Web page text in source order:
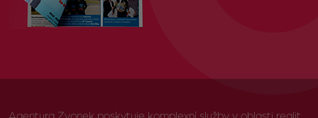
Agentura Zvonek poskytuje komplexní služby v oblasti realit,